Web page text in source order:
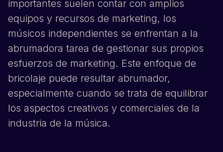
importantes suelen contar con amplios
equipos y recursos de marketing, los
músicos independientes se enfrentan a la
abrumadora tarea de gestionar sus propios
esfuerzos de marketing. Este enfoque de
bricolaje puede resultar abrumador,
especialmente cuando se trata de equilibrar
los aspectos creativos y comerciales de la
industria de la música.